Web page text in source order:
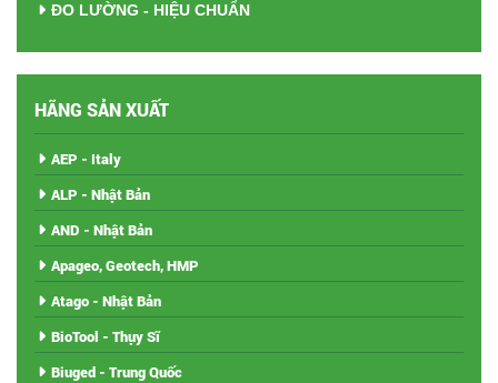
ĐO LƯỜNG - HIỆU CHUẨN
HÃNG SẢN XUẤT
AEP - Italy
ALP - Nhật Bản
AND - Nhật Bản
Apageo, Geotech, HMP
Atago - Nhật Bản
BioTool - Thụy Sĩ
Biuged - Trung Quốc